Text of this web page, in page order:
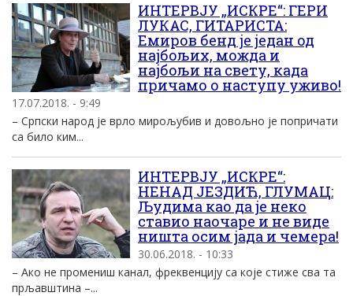
ИНТЕРВЈУ „ИСКРЕ“: ГЕРИ
ЛУКАС, ГИТАРИСТА:
Емиров бенд је један од
најбољих, можда и
најбољи на свету, када
причамо о наступу уживо!
17.07.2018. - 9:49
– Српски народ је врло мирољубив и довољно је попричати
са било ким...
ИНТЕРВЈУ „ИСКРЕ“:
НЕНАД ЈЕЗДИЋ, ГЛУМАЦ:
Људима као да је неко
ставио наочаре и не виде
ништа осим јада и чемера!
30.06.2018. - 10:33
– Ако не промениш канал, фреквенцију са које стиже сва та
прљавштина –...